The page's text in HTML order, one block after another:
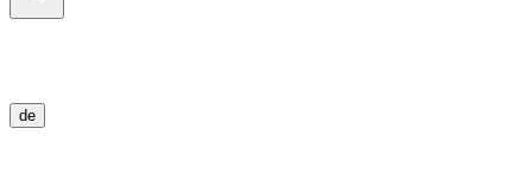
de